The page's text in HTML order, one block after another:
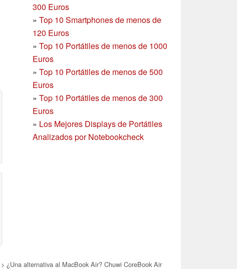
300 Euros
» Top 10 Smartphonesde menos de
120 Euros
» Top 10 Portátiles de menos de 1000
Euros
» Top 10 Portátiles de menos de 500
Euros
» Top 10 Portátiles de menos de 300
Euros
» Los Mejores Displays de Portátiles
Analizados por Notebookcheck
> ¿Una alternativa al MacBook Air? Chuwi CoreBook Air